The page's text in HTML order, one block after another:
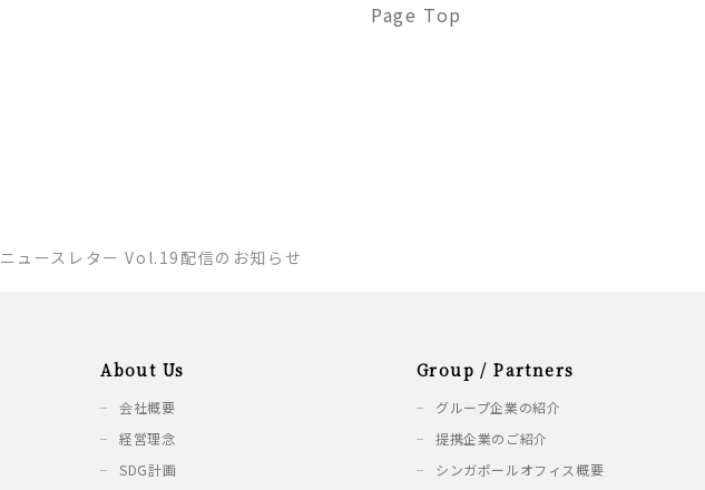
Page Top
ニュースレター Vol.19配信のお知らせ
About Us
会社概要
経営理念
SDG計画
Group / Partners
グループ企業の紹介
提携企業のご紹介
シンガポールオフィス概要